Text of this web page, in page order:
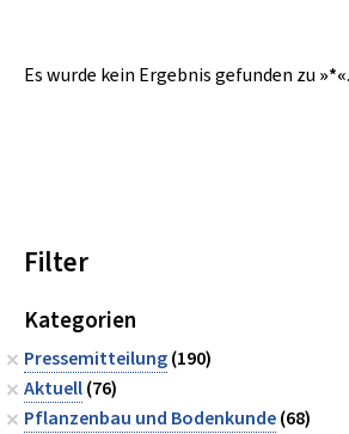
Es wurde kein Ergebnis gefunden zu »*«.
Filter
Kategorien
Pressemitteilung(190)
Aktuell(76)
Pflanzenbau und Bodenkunde(68)